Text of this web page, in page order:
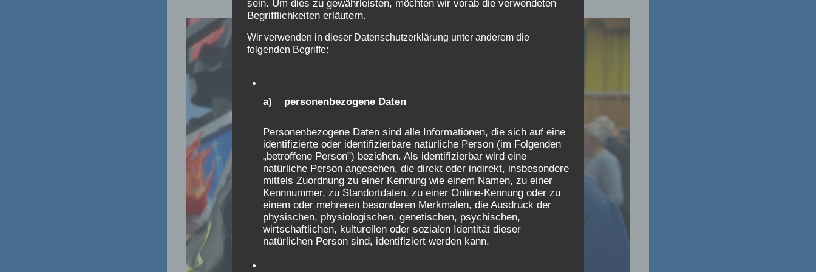
sein. Um dies zu gewährleisten, möchten wir vorab die verwendeten
Begrifflichkeiten erläutern.
Wir verwenden in dieser Datenschutzerklärung unter anderem die
folgenden Begriffe:
a) personenbezogene Daten
Personenbezogene Daten sind alle Informationen, die sich auf eine
identifizierte oder identifizierbare natürliche Person (im Folgenden
„betroffene Person") beziehen. Als identifizierbar wird eine
natürliche Person angesehen, die direkt oder indirekt, insbesondere
mittels Zuordnung zu einer Kennung wie einem Namen, zu einer
Kennnummer, zu Standortdaten, zu einer Online-Kennung oder zu
einem oder mehreren besonderen Merkmalen, die Ausdruck der
physischen, physiologischen, genetischen, psychischen,
wirtschaftlichen, kulturellen oder sozialen Identität dieser
natürlichen Person sind, identifiziert werden kann.